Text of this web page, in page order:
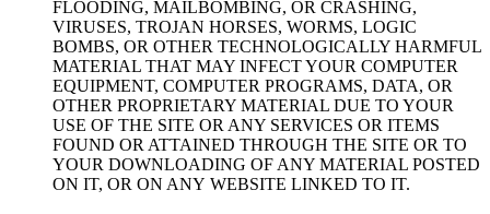
FLOODING, MAILBOMBING, OR CRASHING,
VIRUSES, TROJAN HORSES, WORMS, LOGIC
BOMBS, OR OTHER TECHNOLOGICALLY HARMFUL
MATERIAL THAT MAY INFECT YOUR COMPUTER
EQUIPMENT, COMPUTER PROGRAMS, DATA, OR
OTHER PROPRIETARY MATERIAL DUE TO YOUR
USE OF THE SITE OR ANY SERVICES OR ITEMS
FOUND OR ATTAINED THROUGH THE SITE OR TO
YOUR DOWNLOADING OF ANY MATERIAL POSTED
ON IT, OR ON ANY WEBSITE LINKED TO IT.